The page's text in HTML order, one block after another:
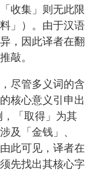
收集」则无此限
」）。由于汉语
，因此译者在翻
敲。
尽管多义词的含
核心意义引申出
「取得」为其
及「金钱」、
此可见，译者在
先找出其核心字